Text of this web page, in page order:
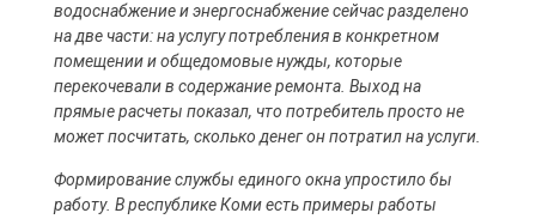
водоснабжение и энергоснабжение сейчас разделено
на две части: на услугу потребления в конкретном
помещении и общедомовые нужды, которые
перекочевали в содержание ремонта. Выход на
прямые расчеты показал, что потребитель просто не
может посчитать, сколько денег он потратил на услуги.
Формирование службы единого окна упростило бы
работу. В республике Коми есть примеры работы